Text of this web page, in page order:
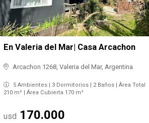
En Valeria del Mar| Casa Arcachon
Arcachon 1268, Valeria del Mar, Argentina
5 Ambientes | 3 Dormitorios | 2 Baños | Área Total
210 m² | Área Cubierta 170 m²
usd 170.000